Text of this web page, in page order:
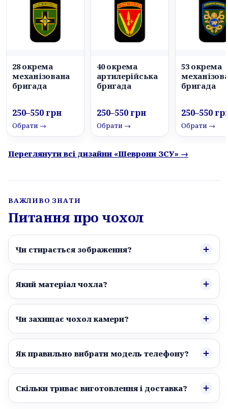
28 окрема
механізована
бригада
250–550 грн
Обрати →
40 окрема
артилерійська
бригада
250–550 грн
Обрати →
53 окрема
бригада
250–550
Обрати →
Переглянути всі дизайни «Шеврони ЗСУ» →
ВАЖЛИВО ЗНАТИ
Питання про чохол
Чи стирається зображення?
Який матеріал чохла?
Чи захищає чохол камери?
Як правильно вибрати модель телефону?
Скільки триває виготовлення і доставка?